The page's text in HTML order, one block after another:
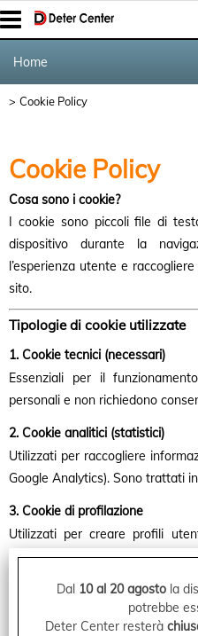
Home
Detergenti Professionali
Macchine Pulizia
Deodoranti e Insetticidi
Forniture HoReCa
Carta
Plastica
Blog
Cookie Policy
Cookie Policy
Cosa sono i cookie?
I cookie sono piccoli file di
dispositivo durante la
l’esperienza utente e
sito.
Tipologie di cookie utilizzate
1. Cookie tecnici (necessari)
Essenziali per il
personali e non richiedono
2. Cookie analitici (statistici)
Utilizzati per raccogliere
Google Analytics). Sono trattati
3. Cookie di profilazione
Utilizzati per creare profili
consenso esplicito.
Gestione dei cookie
Puoi gestire i cookie tramite:
Dal 10 al 20 agostola
potrebbe
Deter Center resterà